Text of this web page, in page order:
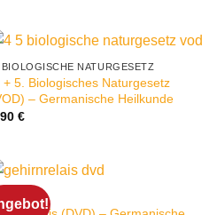
NATURGESETZ
+ 5. Biologisches Naturgesetz
– Germanische Heilkunde
€